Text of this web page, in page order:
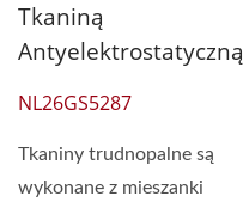
Tkaniną
Antyelektrostatyczną
NL26GS5287
Tkaniny trudnopalne są
wykonane z mieszanki